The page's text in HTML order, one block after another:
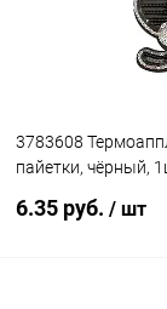
3783608
пайетки, чёрный,
6.35 руб. / шт